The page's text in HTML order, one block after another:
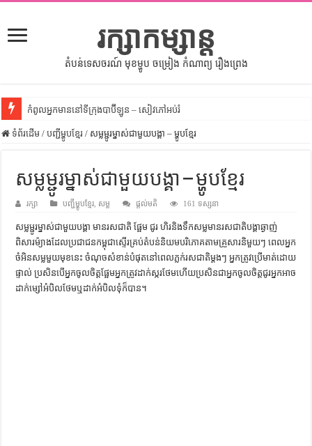
រក្សាកម្សាន្ត
តំបន់ទេសចរណ៍ មុខម្ហូប ចម្រៀង កំណាព្យ រឿងព្រេង
កំពូលអ្នកមាននៅទីក្រុងបាប៊ីឡូន – សៀវភៅអប់រំ
សីលធម៌នៅក្នុងសង្គមខ្មែរ – សៀវភៅចំណេះដឹងទូទៅ
ទំលៀមទម្លាប់ប្រពៃណីជនជាតិចិន – សៀវភៅចំណេះដឹងទូទៅ
ដើមកំណើតអង្គរ – សៀវភៅចំណេះដឹងទូទៅ
ដើមកំណើតជនជាតិខ្មែរ – អត្ថបទស្រាវជ្រាវ
ទំនាក់ទំនងកម្ពុជានិងចិន – សៀវភៅចំណេះដឹងទូទៅ
ព្រះបាទធម្មិក – សៀវភៅចំណេះដឹងទូទៅ
ទំព័រដើម / បញ្ជីម្ហូបខ្មែរ / សម្លម្ជូរម្នាស់ជាមួយបង្គា – ម្ហូបខ្មែរ
សម្លម្ជូរម្នាស់ជាមួយបង្គា – ម្ហូបខ្មែរ
រក្សា បញ្ជីម្ហូបខ្មែរ សម្ល ផ្តល់មតិ 161 ទស្សនា
សម្លម្ជូរម្នាស់ជាមួយបង្គា មានរសជាតិ ផ្អែម ជូរ ហិរនិងទឹកសម្លមានរសជាតិបង្គាឆ្ងាញ់
ពិសារម៉្យាងដែលប្រជាជនកម្ពុជាស្ទើរគ្រប់តំបន់និយមបរិភោគតាមគ្រួសារនិមួយៗ ពេលអ្នក
ចំអិនសម្លមួយមុខនេះ ចំណុចសំខាន់បំផុតនៅពេលភ្លក់រសជាតិម្តងៗ អ្នកត្រូវប្រើមាត់ដោយ
ផ្ទាល់​ ប្រសិនបើអ្នកចូលចិត្តផ្អែមអ្នកត្រូវដាក់ស្ករថែមហើយប្រសិនជាអ្នកចូលចិត្តជូរអ្នកអាច
ដាក់ម្សៅអំបិលថែមឬដាក់អំបិលទុំក៏បាន។